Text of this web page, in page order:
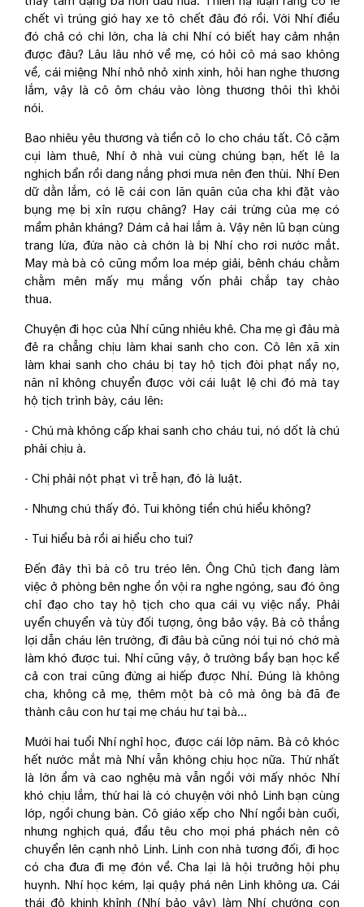
chết vì trúng gió hay xe tô chết đâu đó rồi. Với Nhí điều
đó chả có chi lớn, cha là chi Nhí có biết hay cảm nhận
được đâu? Lâu lâu nhớ về mẹ, có hỏi cô má sao không
về, cái miệng Nhí nhỏ nhỏ xinh xinh, hỏi han nghe thương
lắm, vậy là cô ôm cháu vào lòng thương thôi thì khỏi
nói.
Bao nhiêu yêu thương và tiền cô lo cho cháu tất. Cô cặm
cụi làm thuê, Nhí ở nhà vui cùng chúng bạn, hết lê la
nghịch bẩn rồi dang nắng phơi mưa nên đen thùi. Nhí Đen
dữ dằn lắm, có lẽ cái con lăn quăn của cha khi đặt vào
bụng mẹ bị xỉn rượu chăng? Hay cái trứng của mẹ có
mầm phản kháng? Dám cả hai lắm à. Vậy nên lũ bạn cùng
trang lứa, đứa nào cà chớn là bị Nhí cho rơi nước mắt.
May mà bà cô cũng mồm loa mép giải, bênh cháu chằm
chằm mên mấy mụ mắng vốn phải chắp tay chào
thua.
Chuyện đi học của Nhí cũng nhiêu khê. Cha mẹ gì đâu mà
đẻ ra chẳng chịu làm khai sanh cho con. Cô lên xã xin
làm khai sanh cho cháu bị tay hộ tịch đòi phạt nầy nọ,
năn nỉ không chuyển được với cái luật lệ chi đó mà tay
hộ tịch trình bày, cáu lên:
- Chú mà không cấp khai sanh cho cháu tui, nó dốt là chú
phải chịu à.
- Chị phải nột phạt vì trễ hạn, đó là luật.
- Nhưng chú thấy đó. Tui không tiền chú hiểu không?
- Tui hiểu bà rồi ai hiểu cho tui?
Đến đây thì bà cô tru tréo lên. Ông Chủ tịch đang làm
việc ở phòng bên nghe ồn vội ra nghe ngóng, sau đó ông
chỉ đạo cho tay hộ tịch cho qua cái vụ việc nầy. Phải
uyển chuyển và tùy đối tượng, ông bảo vậy. Bà cô thắng
lợi dẫn cháu lên trường, đi đâu bà cũng nói tụi nó chớ mà
làm khó được tui. Nhí cũng vậy, ở trường bầy bạn học kể
cả con trai cũng đừng ai hiếp được Nhí. Đúng là không
cha, không cả mẹ, thêm một bà cô mà ông bà đã đe
thành câu con hư tại mẹ cháu hư tại bà…
Mười hai tuổi Nhí nghỉ học, được cái lớp năm. Bà cô khóc
hết nước mắt mà Nhí vẫn không chịu học nữa. Thứ nhất
là lớn ầm và cao nghệu mà vẫn ngồi với mấy nhóc Nhí
khó chịu lắm, thứ hai là có chuyện với nhỏ Linh bạn cùng
lớp, ngồi chung bàn. Cô giáo xếp cho Nhí ngồi bàn cuối,
nhưng nghịch quá, đầu têu cho mọi phá phách nên cô
chuyển lên cạnh nhỏ Linh. Linh con nhà tương đối, đi học
có cha đưa đi mẹ đón về. Cha lại là hội trưởng hội phụ
huynh. Nhí học kém, lại quậy phá nên Linh không ưa. Cái
thái độ khinh khỉnh (Nhí bảo vậy) làm Nhí chướng con